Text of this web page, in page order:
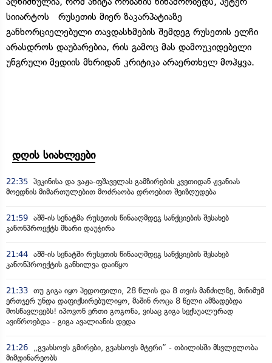
სიიარტოს რუსეთის მიერ ზაკარპატიაზე
განხორციელებული თავდასხმების შემდეგ რუსეთის ელჩი
არასდროს დაუბარებია, რის გამოც მას დამოუკიდებელი
უნგრული მედიის მხრიდან კრიტიკა არაერთხელ მოჰყვა.
დღის სიახლეები
22:35 პეკინისა და ვაჟა-ფშაველას გამზირების კვეთიდან ჟვანიას
მოედნის მიმართულებით მოძრაობა დროებით შეიზღუდება
21:59 აშშ-ის სენატმა რუსეთის წინააღმდეგ სანქციების შესახებ
კანონპროექტს მხარი დაუჭირა
21:44 აშშ-ის სენატში რუსეთის წინააღმდეგ სანქციების შესახებ
კანონპროექტის განხილვა დაიწყო
21:33 თუ გიგა იყო პედოფილი, 28 წლის და 8 თვის მანძილზე, მინიმუმ
ერთჯერ უნდა დაფიქსირებულიყო, მაშინ როცა 8 წელი ამზადებდა
მოსწავლეებს! იპოვონ ერთი გოგონა, ვისაც გიგა სექსუალურად
ავიწროებდა - გიგა ავალიანის დედა
21:26
„გვახსოვს გმირები, გვახსოვს მტერი” - თბილისში მსვლელობა
მიმდინარეობს